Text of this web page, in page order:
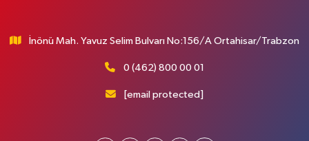
İnönü Mah. Yavuz Selim Bulvarı No:156/A Ortahisar/Trabzon
0 (462) 800 00 01
[email protected]